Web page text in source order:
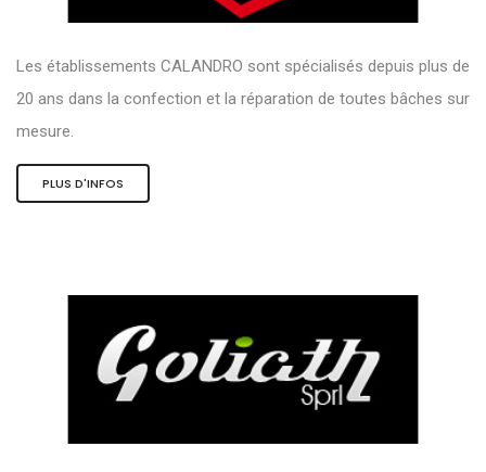
Les établissements CALANDRO sont spécialisés depuis plus de
20 ans dans la confection et la réparation de toutes bâches sur
mesure.
PLUS D'INFOS